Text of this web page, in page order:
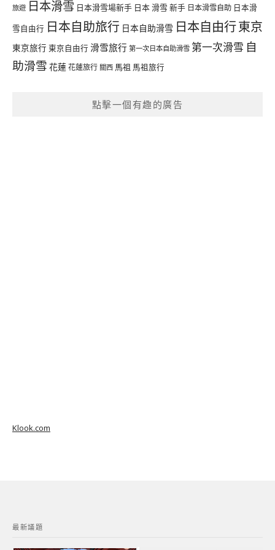
旅遊 日本滑雪 日本滑雪場新手 日本 滑雪 新手 日本滑雪自助 日本滑
雪自由行 日本自助旅行 日本自助滑雪 日本自由行東京
東京旅行 東京自由行 滑雪旅行 第一次日本自助滑雪 第一次滑雪 自
助滑雪 花蓮花蓮旅行 關西 馬祖 馬祖旅行
點擊一個有趣的廣告
Klook.com
最新議題